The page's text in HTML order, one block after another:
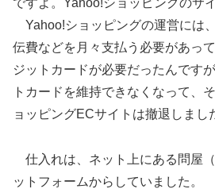
ですよ。Yahoo!ショッピングのサ
Yahoo!ショッピングの運営には
伝費などを月々支払う必要があっ
ジットカードが必要だったんです
トカードを維持できなくなって、
ョッピングECサイトは撤退しまし
仕入れは、ネット上にある問屋
ットフォームからしていました。